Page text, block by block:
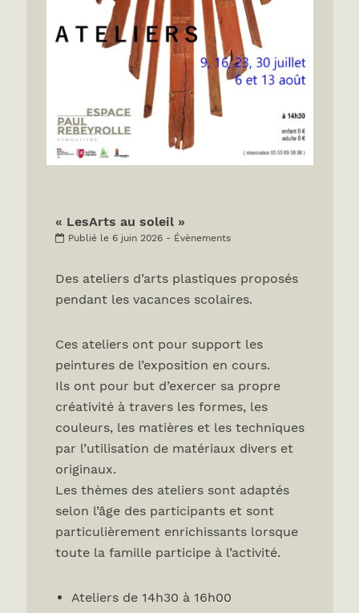
« LesArts au soleil »
Publié le 6 juin 2026 - Évènements
Des ateliers d’arts plastiques proposés
pendant les vacances scolaires.
Ces ateliers ont pour support les
peintures de l’exposition en cours.
Ils ont pour but d’exercer sa propre
créativité à travers les formes, les
couleurs, les matières et les techniques
par l’utilisation de matériaux divers et
originaux.
Les thèmes des ateliers sont adaptés
selon l’âge des participants et sont
particulièrement enrichissants lorsque
toute la famille participe à l’activité.
Ateliers de 14h30 à 16h00